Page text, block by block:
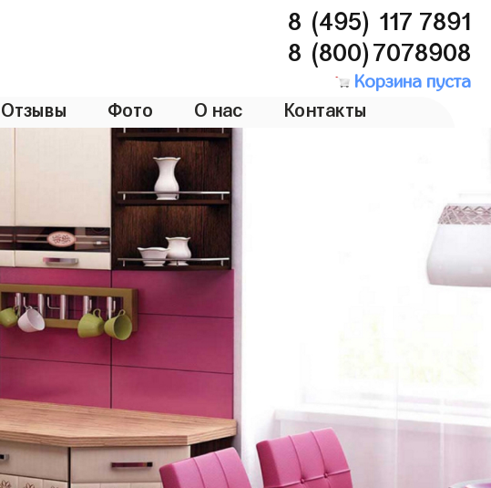
8 (495) 117 7891
8 (800)7078908
Корзина пуста
Отзывы Фото О нас Контакты